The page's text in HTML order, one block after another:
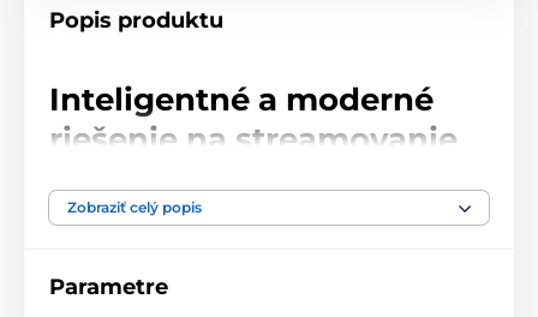
Popis produktu
Inteligentné a moderné
riešenie na streamovanie
Sieťový prehrávačAIO Cumožňuje bezdrôtovo
hudobného systému. Toto malé hliníkové zariadenie
obsahuje neuveriteľné množstvo technológií a funkcií,
Zobraziť celý popis
Parametre